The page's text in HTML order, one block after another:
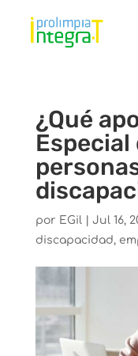
¿Qué
Especial
por EGil| Jul 16,
discapacidad,